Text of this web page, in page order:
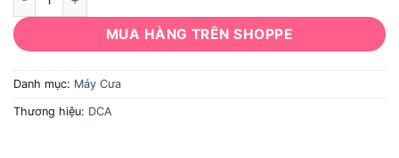
MUA HÀNG TRÊN SHOPPE
Danh mục: Máy Cưa
Thương hiệu: DCA